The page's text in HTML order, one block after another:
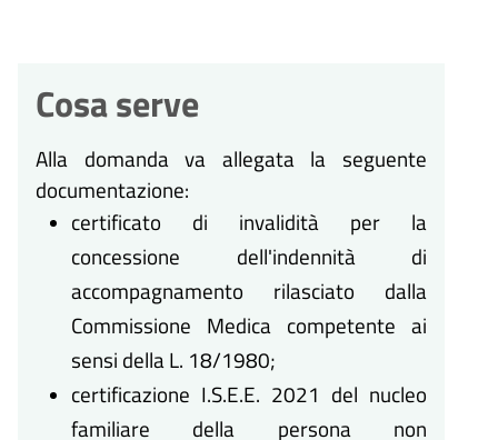
Cosa serve
Alla domanda va allegata la seguente
documentazione:
certificato di invalidità per la
concessione dell'indennità di
accompagnamento rilasciato dalla
Commissione Medica competente ai
sensi della L. 18/1980;
certificazione I.S.E.E. 2021 del nucleo
familiare della persona non